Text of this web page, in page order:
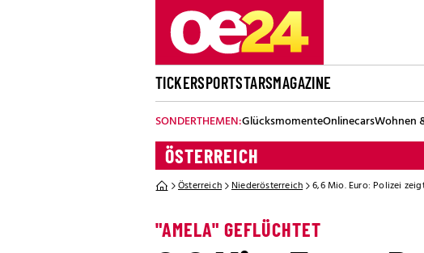
TICKERSPORTSTARSMAGAZINE
SONDERTHEMEN:GlücksmomenteOnlinecarsWohnen
ÖSTERREICH
Österreich Niederösterreich 6,6 Mio. Euro: Polizei
"AMELA" GEFLÜCHTET